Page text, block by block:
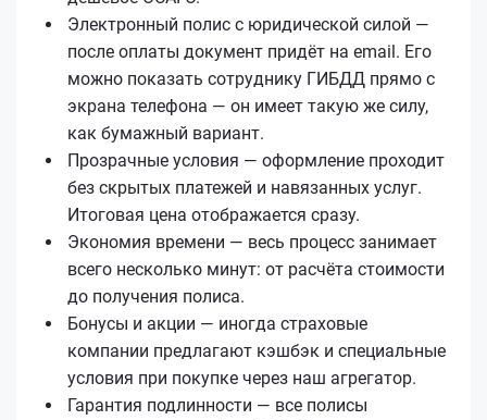
Электронный полис с юридической силой —
после оплаты документ придёт на email. Его
можно показать сотруднику ГИБДД прямо с
экрана телефона — он имеет такую же силу,
как бумажный вариант.
Прозрачные условия — оформление проходит
без скрытых платежей и навязанных услуг.
Итоговая цена отображается сразу.
Экономия времени — весь процесс занимает
всего несколько минут: от расчёта стоимости
до получения полиса.
Бонусы и акции — иногда страховые
компании предлагают кэшбэк и специальные
условия при покупке через наш агрегатор.
Гарантия подлинности — все полисы